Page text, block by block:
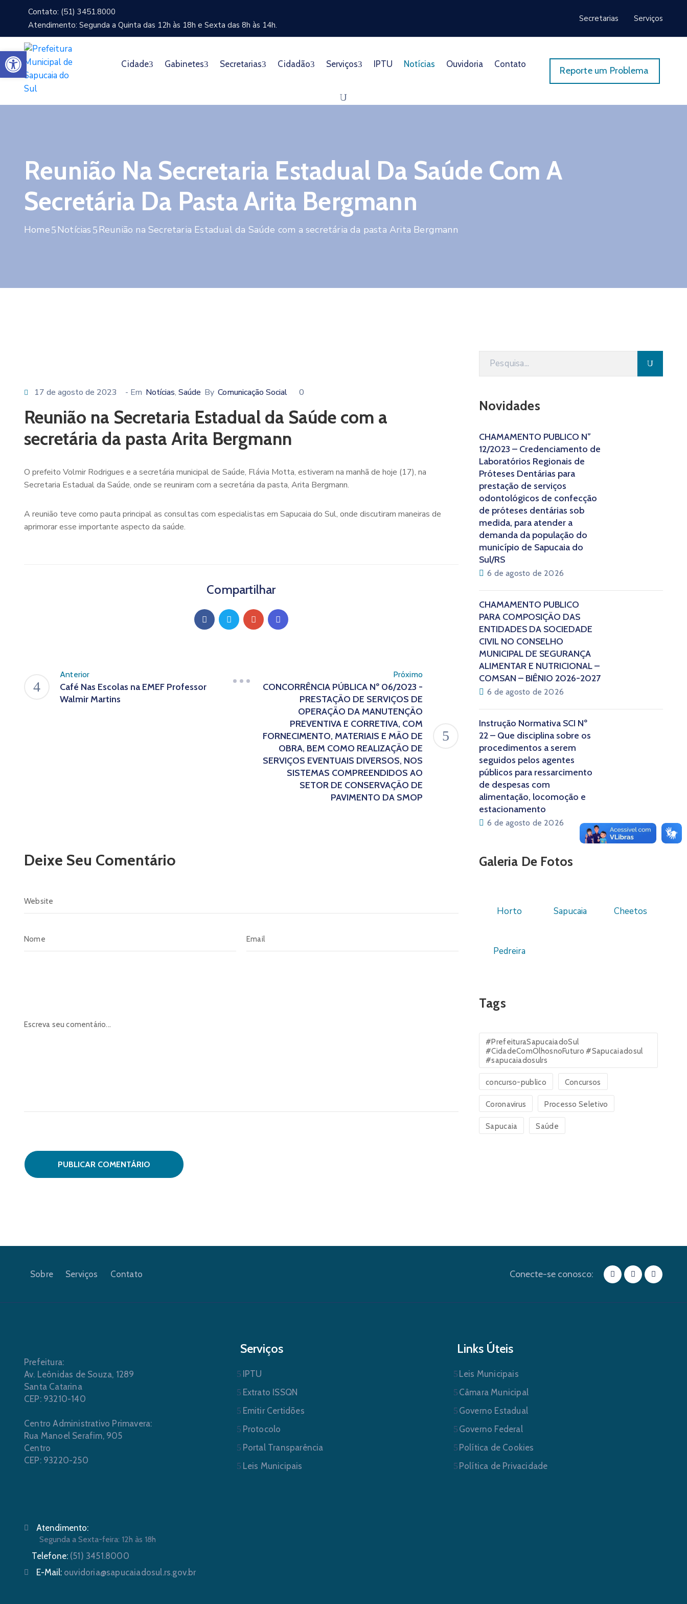
Contato: (51) 3451.8000
Atendimento: Segunda a Quinta das 12h às 18h e Sexta das 8h às 14h.
Secretarias Serviços
Cidade Gabinetes Secretarias Cidadão Serviços IPTU Notícias Ouvidoria Contato
Reporte um Problema
Reunião Na Secretaria Estadual Da Saúde Com A
Secretária Da Pasta Arita Bergmann
Home Notícias Reunião na Secretaria Estadual da Saúde com a secretária da pasta Arita Bergmann
17 de agosto de 2023 - Em Notícias‚ Saúde By Comunicação Social 0
Reunião na Secretaria Estadual da Saúde com a
secretária da pasta Arita Bergmann
O prefeito Volmir Rodrigues e a secretária municipal de Saúde, Flávia Motta, estiveram na manhã de hoje (17), na
Secretaria Estadual da Saúde, onde se reuniram com a secretária da pasta, Arita Bergmann.
A reunião teve como pauta principal as consultas com especialistas em Sapucaia do Sul, onde discutiram maneiras de
aprimorar esse importante aspecto da saúde.
Compartilhar
Anterior
Café Nas Escolas na EMEF Professor
Walmir Martins
Próximo
CONCORRÊNCIA PÚBLICA Nº 06/2023 -
PRESTAÇÃO DE SERVIÇOS DE
OPERAÇÃO DA MANUTENÇÃO
PREVENTIVA E CORRETIVA, COM
FORNECIMENTO, MATERIAIS E MÃO DE
OBRA, BEM COMO REALIZAÇÃO DE
SERVIÇOS EVENTUAIS DIVERSOS, NOS
SISTEMAS COMPREENDIDOS AO
SETOR DE CONSERVAÇÃO DE
PAVIMENTO DA SMOP
Deixe Seu Comentário
Novidades
CHAMAMENTO PÚBLICO N°
12/2023 – Credenciamento de
Laboratórios Regionais de
Próteses Dentárias para
prestação de serviços
odontológicos de confecção
de próteses dentárias sob
medida, para atender a
demanda da população do
município de Sapucaia do
Sul/RS
6 de agosto de 2026
CHAMAMENTO PÚBLICO
PARA COMPOSIÇÃO DAS
ENTIDADES DA SOCIEDADE
CIVIL NO CONSELHO
MUNICIPAL DE SEGURANÇA
ALIMENTAR E NUTRICIONAL –
COMSAN – BIÊNIO 2026-2027
6 de agosto de 2026
Instrução Normativa SCI Nº
22 – Que disciplina sobre os
procedimentos a serem
seguidos pelos agentes
públicos para ressarcimento
de despesas com
alimentação, locomoção e
estacionamento
6 de agosto de 2026
Galeria De Fotos
Horto Sapucaia Cheetos
Pedreira
Tags
#PrefeituraSapucaiadoSul
#CidadeComOlhosnoFuturo #Sapucaiadosul
#sapucaiadosulrs
concurso-publico Concursos
Coronavirus Processo Seletivo
Sapucaia Saúde
Sobre Serviços Contato Conecte-se conosco:
Prefeitura:
Av. Leônidas de Souza, 1289
Santa Catarina
CEP: 93210-140
Centro Administrativo Primavera:
Rua Manoel Serafim, 905
Centro
CEP: 93220-250
Atendimento:
Segunda a Sexta-feira: 12h às 18h
Telefone: (51) 3451.8000
E-Mail: ouvidoria@sapucaiadosul.rs.gov.br
Serviços
IPTU
Extrato ISSQN
Emitir Certidões
Protocolo
Portal Transparência
Leis Municipais
Links Úteis
Leis Municipais
Câmara Municipal
Governo Estadual
Governo Federal
Política de Cookies
Política de Privacidade
Abrir a barra de ferramentas